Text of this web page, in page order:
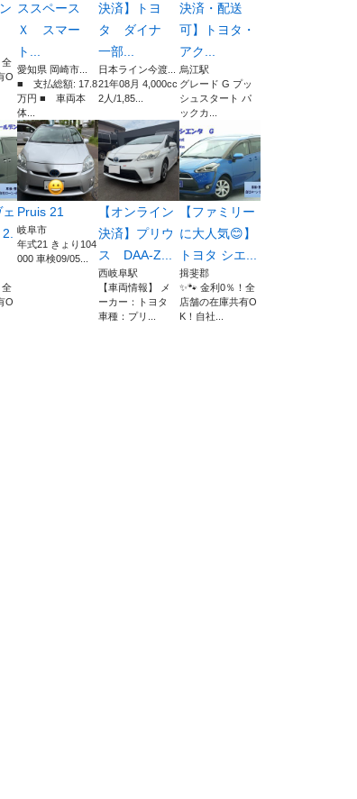
全
O
ススペース
Ｘ スマー
ト...
愛知県 岡崎市...
■ 支払総額: 17.8
万円 ■ 車両本
体...
決済】トヨ
タ ダイナ
一部...
日本ライン今渡...
21年08月 4,000cc
2人/1,85...
決済・配送
可】トヨタ・
アク...
烏江駅
グレード G プッ
シュスタート パ
ックカ...
全
O
Pruis 21
岐阜市
年式21 きょり104
000 車検09/05...
【オンライン
決済】プリウ
ス DAA-Z...
西岐阜駅
【車両情報】 メ
ーカー：トヨタ
車種：プリ...
【ファミリー
に大人気😊】
トヨタ シエ...
揖斐郡
✨🐾 金利0％！全
店舗の在庫共有O
K！自社...